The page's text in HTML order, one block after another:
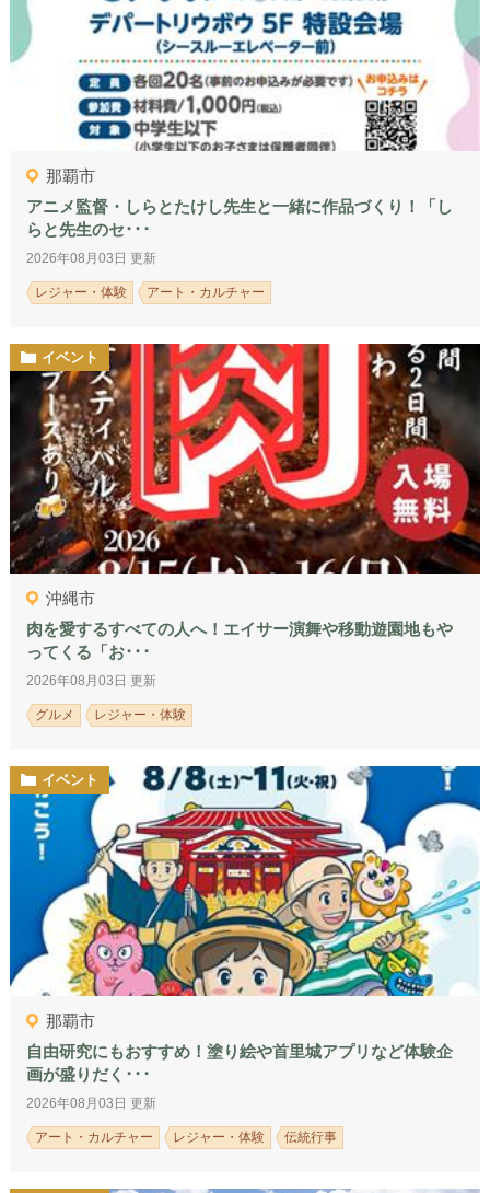
那覇市
アニメ監督・しらとたけし先生と一緒に作品づくり！「し
らと先生のセ･･･
2026年08月03日 更新
レジャー・体験 アート・カルチャー
イベント
沖縄市
肉を愛するすべての人へ！エイサー演舞や移動遊園地もや
ってくる「お･･･
2026年08月03日 更新
グルメ レジャー・体験
イベント
那覇市
自由研究にもおすすめ！塗り絵や首里城アプリなど体験企
画が盛りだく･･･
2026年08月03日 更新
アート・カルチャー レジャー・体験 伝統行事